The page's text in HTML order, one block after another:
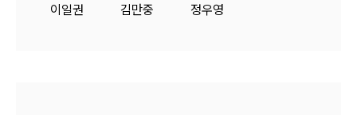
이일권 김만중 정우영